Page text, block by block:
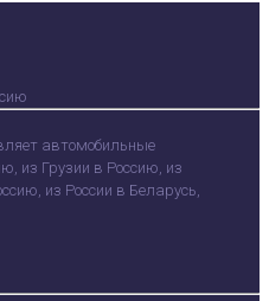
автомобильные
из Грузии в Россию, из
из России в Беларусь,